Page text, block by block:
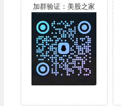
加群验证：美股之家